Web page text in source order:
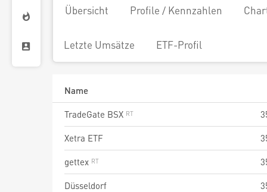
Übersicht Profile / Kennzahlen
Letzte Umsätze ETF-Profil
Name
TradeGate BSX
Xetra ETF
gettex
Düsseldorf